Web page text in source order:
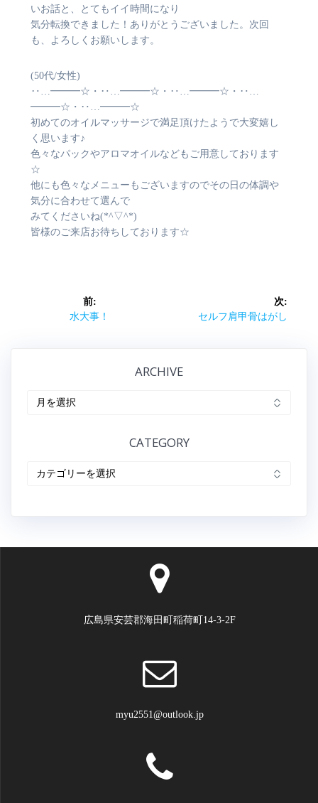
いお話と、とてもイイ時間になり
気分転換できました！ありがとうございました。次回
も、よろしくお願いします。
(50代/女性)
‥…━━━☆・‥…━━━☆・‥…━━━☆・‥…
━━━☆・‥…━━━☆
初めてのオイルマッサージで満足頂けたようで大変嬉し
く思います♪
色々なパックやアロマオイルなどもご用意しております
☆
他にも色々なメニューもございますのでその日の体調や
気分に合わせて選んで
みてくださいね(*^▽^*)
皆様のご来店お待ちしております☆
前:
前
水大事！
次:
次
セルフ肩甲骨はがし
ARCHIVE
CATEGORY
広島県安芸郡海田町稲荷町14-3-2F
myu2551@outlook.jp